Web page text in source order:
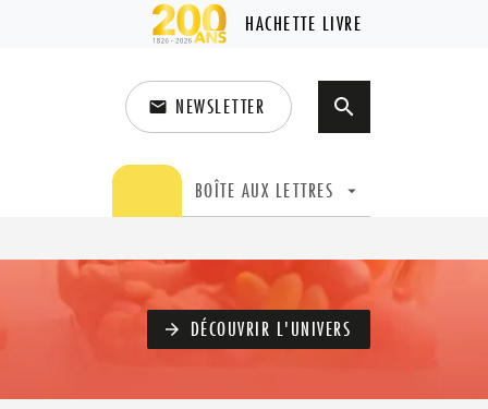
HACHETTE LIVRE
email NEWSLETTER search
BOÎTE AUX LETTRES arrow_drop_down
arrow_forward DÉCOUVRIR L'UNIVERS